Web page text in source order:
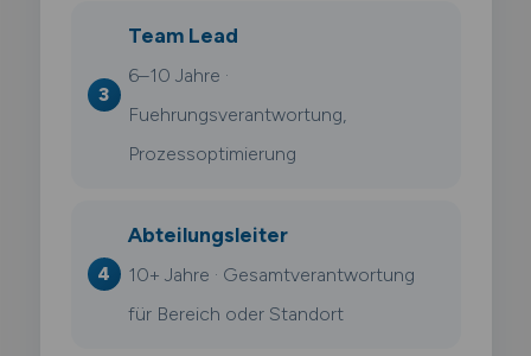
Team Lead
6–10 Jahre ·
Fuehrungsverantwortung,
Prozessoptimierung
Abteilungsleiter
10+ Jahre · Gesamtverantwortung
für Bereich oder Standort